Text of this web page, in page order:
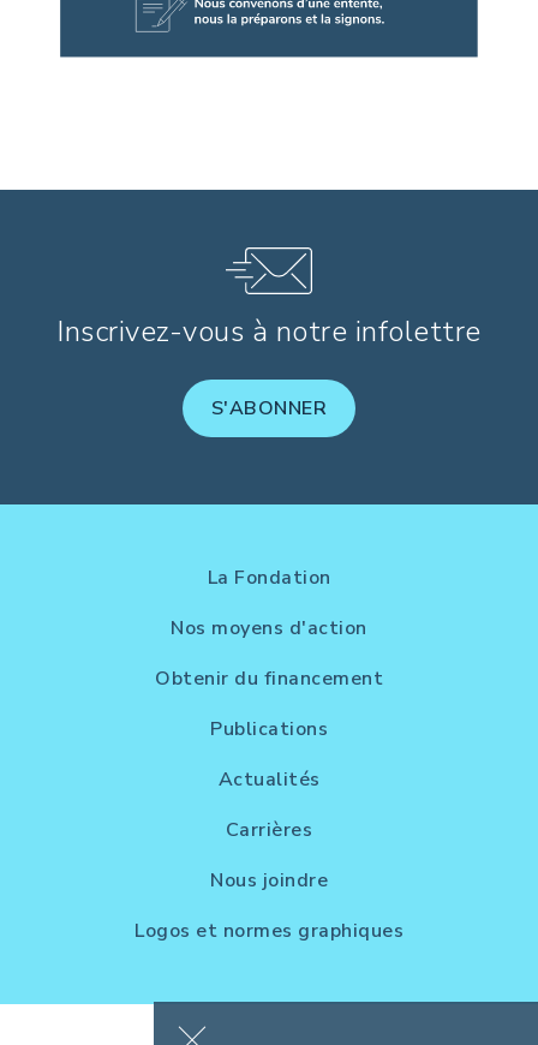
Inscrivez-vous à notre infolettre
S'ABONNER
La Fondation
Nos moyens d'action
Obtenir du financement
Publications
Actualités
Carrières
Nous joindre
Logos et normes graphiques